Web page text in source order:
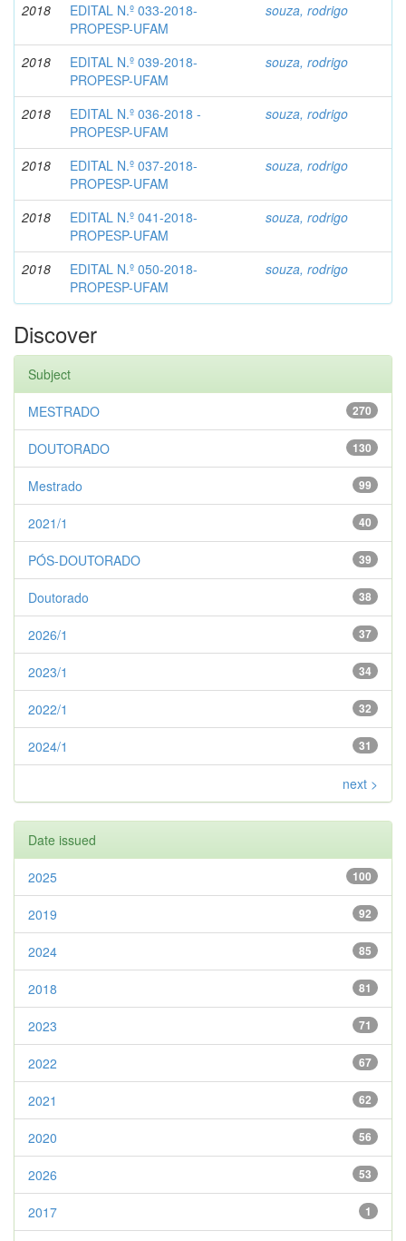
2018
EDITAL N.º 033-2018-
PROPESP-UFAM
souza, rodrigo
2018
EDITAL N.º 039-2018-
PROPESP-UFAM
souza, rodrigo
2018
EDITAL N.º 036-2018 -
PROPESP-UFAM
souza, rodrigo
2018
EDITAL N.º 037-2018-
PROPESP-UFAM
souza, rodrigo
2018
EDITAL N.º 041-2018-
PROPESP-UFAM
souza, rodrigo
2018
EDITAL N.º 050-2018-
PROPESP-UFAM
souza, rodrigo
Discover
Subject
270
MESTRADO
130
DOUTORADO
99
Mestrado
40
2021/1
39
PÓS-DOUTORADO
38
Doutorado
37
2026/1
34
2023/1
32
2022/1
31
2024/1
next >
Date issued
100
2025
92
2019
85
2024
81
2018
71
2023
67
2022
62
2021
56
2020
53
2026
1
2017